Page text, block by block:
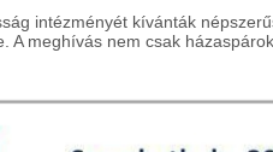
intézményét kívánták
A meghívás nem csak